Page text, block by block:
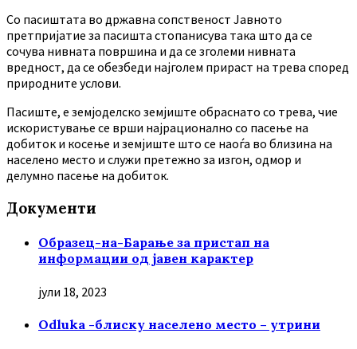
Co пасиштата во државна сопственост Јавното
претпријатие за пасишта стопанисува така што да се
сочува нивната површина и да се зголеми нивната
вредност, да се обезбеди најголем прираст на трева според
природните услови.
Пасиште, е земјоделско земјиште обраснато со трева, чие
искористување се врши најрационално со пасење на
добиток и косење и земјиште што се наоѓа во близина на
населено место и служи претежно за изгон, одмор и
делумно пасење на добиток.
Документи
Образец-на-Барање за пристап на
информации од јавен карактер
јули 18, 2023
Odluka -блиску населено место – утрини